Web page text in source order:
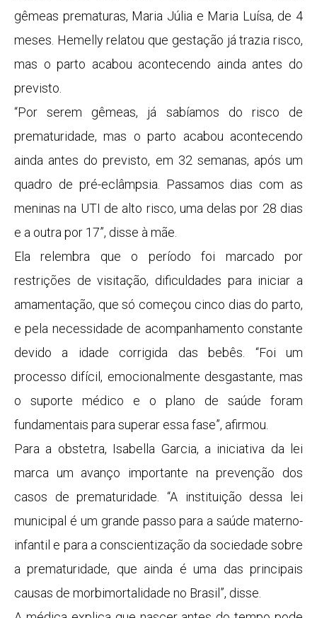
gêmeas prematuras, Maria Júlia e Maria Luísa, de 4
meses. Hemelly relatou que gestação já trazia risco,
mas o parto acabou acontecendo ainda antes do
previsto.
“Por serem gêmeas, já sabíamos do risco de
prematuridade, mas o parto acabou acontecendo
ainda antes do previsto, em 32 semanas, após um
quadro de pré-eclâmpsia. Passamos dias com as
meninas na UTI de alto risco, uma delas por 28 dias
e a outra por 17”, disse à mãe.
Ela relembra que o período foi marcado por
restrições de visitação, dificuldades para iniciar a
amamentação, que só começou cinco dias do parto,
e pela necessidade de acompanhamento constante
devido a idade corrigida das bebês. “Foi um
processo difícil, emocionalmente desgastante, mas
o suporte médico e o plano de saúde foram
fundamentais para superar essa fase”, afirmou.
Para a obstetra, Isabella Garcia, a iniciativa da lei
marca um avanço importante na prevenção dos
casos de prematuridade. “A instituição dessa lei
municipal é um grande passo para a saúde materno-
infantil e para a conscientização da sociedade sobre
a prematuridade, que ainda é uma das principais
causas de morbimortalidade no Brasil”, disse.